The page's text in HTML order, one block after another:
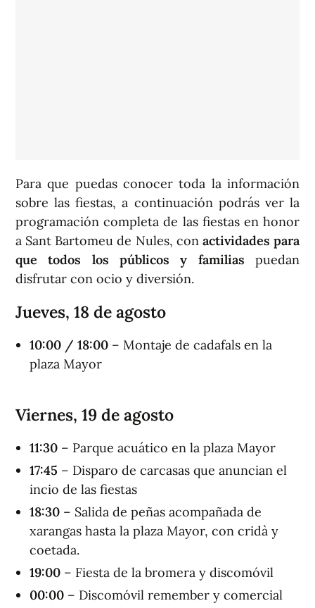
Para que puedas conocer toda la información
sobre las fiestas, a continuación podrás ver la
programación completa de las fiestas en honor
a Sant Bartomeu de Nules, con actividades para
que todos los públicos y familias puedan
disfrutar con ocio y diversión.
Jueves, 18 de agosto
10:00 / 18:00 – Montaje de cadafals en la
plaza Mayor
Viernes, 19 de agosto
11:30 – Parque acuático en la plaza Mayor
17:45 – Disparo de carcasas que anuncian el
incio de las fiestas
18:30 – Salida de peñas acompañada de
xarangas hasta la plaza Mayor, con cridà y
coetada.
19:00 – Fiesta de la bromera y discomóvil
00:00 – Discomóvil remember y comercial